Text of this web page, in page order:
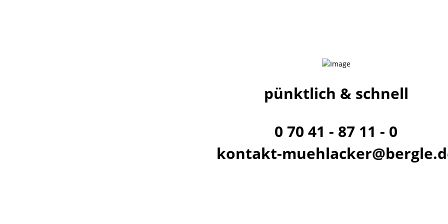
pünktlich & schnell
0 70 41 - 87 11 - 0
kontakt-